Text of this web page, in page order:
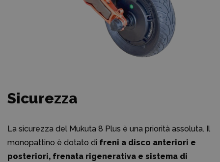
Sicurezza
La sicurezza del Mukuta 8 Plus è una priorità assoluta. Il
monopattino è dotato di freni a disco anteriori e
posteriori, frenata rigenerativa e sistema di